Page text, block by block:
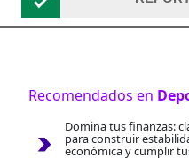
Recomendados en
Domina tus finanzas:
para construir
económica y cumplir